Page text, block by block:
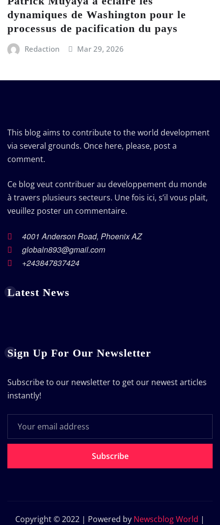
dynamiques de Washington pour le
processus de pacification du pays
Redaction Mar 29, 2026
This blog aims to contribute to the world development
via several grounds. Once here, please, post a
comment.
Ce blog veut contribuer au developpement du monde
à travers plusieurs secteurs. Une fois ici, s’il vous plait,
veuillez poster un commentaire.
4001 Anderson Road, Phoenix AZ
globaln893@gmail.com
+243847837424
Latest News
Sign Up For Our Newsletter
Subscribe to our newsletter to get our newest articles
instantly!
Subscribe
Copyright © 2022 | Powered by Newscblog World |